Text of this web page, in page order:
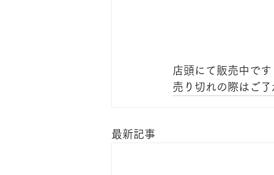
店頭にて販売中です
売り切れの際はご了
最新記事